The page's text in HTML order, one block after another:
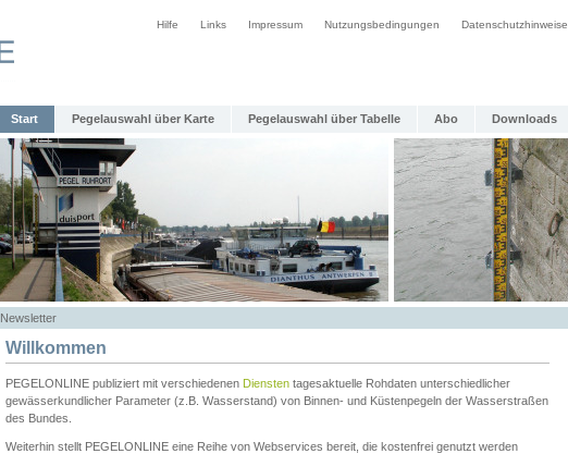
Hilfe Links Impressum Nutzungsbedingungen Datenschutzhinweise
Start Pegelauswahl über Karte Pegelauswahl über Tabelle Abo Downloads
Newsletter
Willkommen
PEGELONLINE publiziert mit verschiedenen Diensten tagesaktuelle Rohdaten unterschiedlicher
gewässerkundlicher Parameter (z.B. Wasserstand) von Binnen- und Küstenpegeln der Wasserstraßen
des Bundes.
Weiterhin stellt PEGELONLINE eine Reihe von Webservices bereit, die kostenfrei genutzt werden